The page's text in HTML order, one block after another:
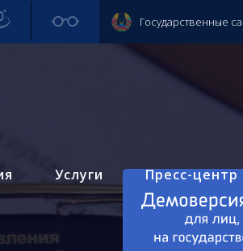
Услуги Пресс-центр
Государственные